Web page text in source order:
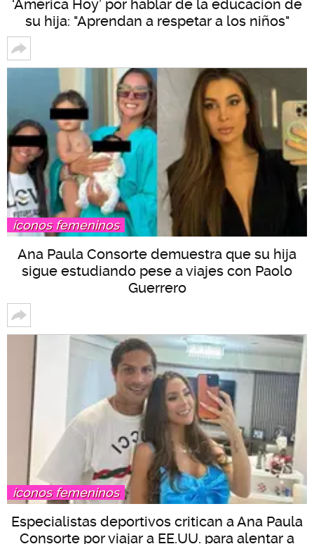
‘América Hoy’ por hablar de la educación de
su hija: "Aprendan a respetar a los niños"
íconos femeninos
Ana Paula Consorte demuestra que su hija
sigue estudiando pese a viajes con Paolo
Guerrero
íconos femeninos
Especialistas deportivos critican a Ana Paula
Consorte por viajar a EE.UU. para alentar a